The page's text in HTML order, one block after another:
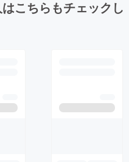
こちらもチェックし